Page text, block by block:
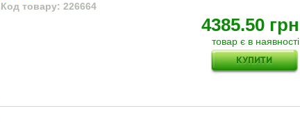
Код товару: 226664
4385.50 грн
товар є в наявності